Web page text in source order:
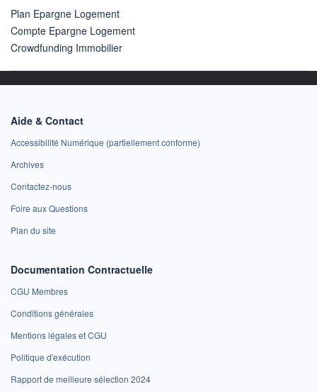
Plan Epargne Logement
Compte Epargne Logement
Crowdfunding Immobilier
Aide & Contact
Accessibilité Numérique (partiellement conforme)
Archives
Contactez-nous
Foire aux Questions
Plan du site
Documentation Contractuelle
CGU Membres
Conditions générales
Mentions légales et CGU
Politique d'exécution
Rapport de meilleure sélection 2024